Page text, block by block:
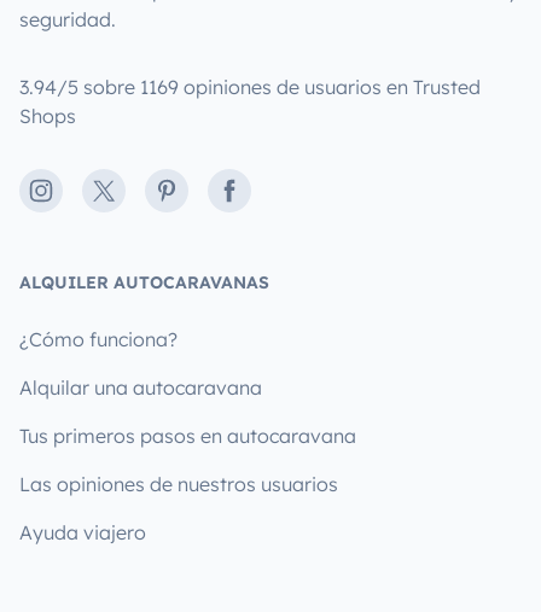
seguridad.
3.94/5 sobre 1169 opiniones de usuarios en Trusted
Shops
Instagram
X PinterestFacebook
ALQUILER AUTOCARAVANAS
¿Cómo funciona?
Alquilar una autocaravana
Tus primeros pasos en autocaravana
Las opiniones de nuestros usuarios
Ayuda viajero